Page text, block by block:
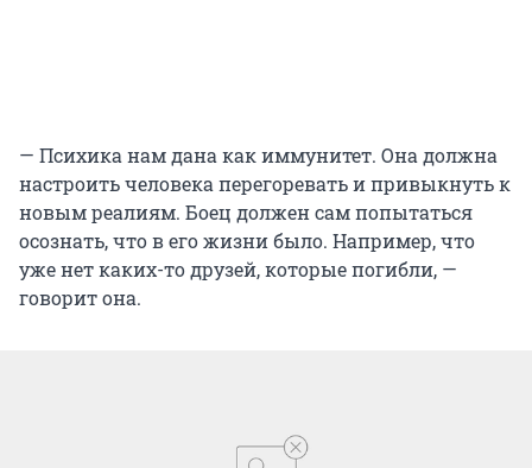
— Психика нам дана как иммунитет. Она должна
настроить человека перегоревать и привыкнуть к
новым реалиям. Боец должен сам попытаться
осознать, что в его жизни было. Например, что
уже нет каких-то друзей, которые погибли, —
говорит она.